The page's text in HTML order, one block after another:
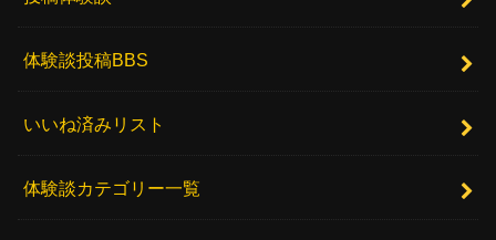
体験談投稿BBS
いいね済みリスト
体験談カテゴリー一覧